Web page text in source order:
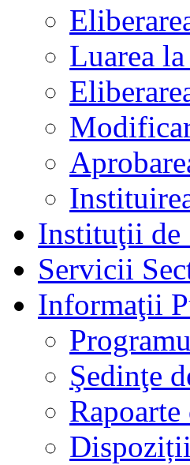
Luarea
Instituţii de
Servicii
Informaţii
Şedinţe